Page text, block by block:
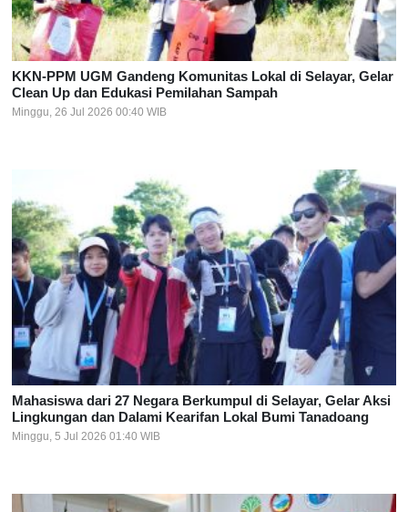
KKN-PPM UGM Gandeng Komunitas Lokal di Selayar, Gelar
Clean Up dan Edukasi Pemilahan Sampah
Minggu, 26 Jul 2026 00:40 WIB
Mahasiswa dari 27 Negara Berkumpul di Selayar, Gelar Aksi
Lingkungan dan Dalami Kearifan Lokal Bumi Tanadoang
Minggu, 5 Jul 2026 01:40 WIB